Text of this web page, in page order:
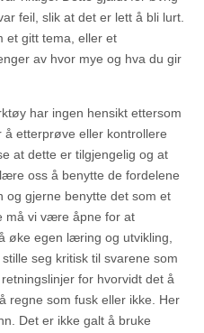
feil, slik at det er lett å bli lurt.
et gitt tema, eller et
av hvor mye og hva du gir
har ingen hensikt ettersom
etterprøve eller kontrollere
at dette er tilgjengelig og at
oss å benytte de fordelene
og gjerne benytte det som et
må vi være åpne for at
øke egen læring og utvikling,
seg kritisk til svarene som
for hvorvidt det å
regne som fusk eller ikke. Her
Det er ikke galt å bruke